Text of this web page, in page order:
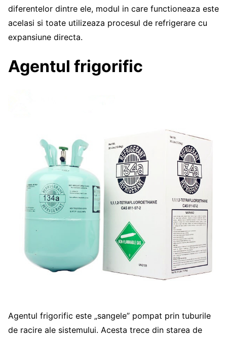
diferentelor dintre ele, modul in care functioneaza este
acelasi si toate utilizeaza procesul de refrigerare cu
expansiune directa.
Agentul frigorific
Agentul frigorific este „sangele” pompat prin tuburile
de racire ale sistemului. Acesta trece din starea de